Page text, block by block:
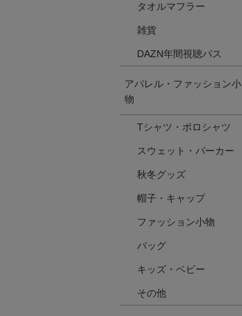
タオルマフラー
雑貨
DAZN年間視聴パス
アパレル・ファッション小
物
Tシャツ・ポロシャツ
スウェット・パーカー
秋冬グッズ
帽子・キャップ
ファッション小物
バッグ
キッズ・ベビー
その他